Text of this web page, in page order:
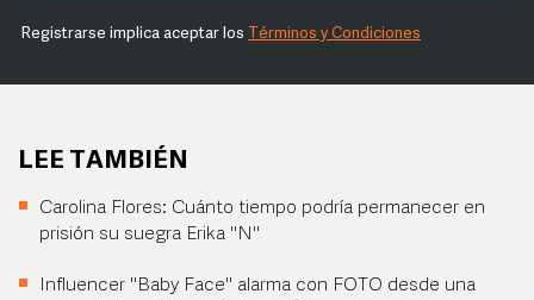
Registrarse implica aceptar los Términos y Condiciones
LEE TAMBIÉN
Carolina Flores: Cuánto tiempo podría permanecer en
prisión su suegra Erika "N"
Influencer "Baby Face" alarma con FOTO desde una